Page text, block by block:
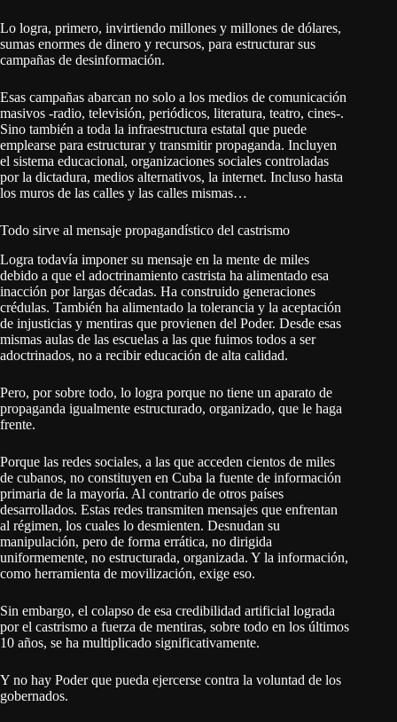
Lo logra, primero, invirtiendo millones y millones de dólares,
sumas enormes de dinero y recursos, para estructurar sus
campañas de desinformación.
Esas campañas abarcan no solo a los medios de comunicación
masivos -radio, televisión, periódicos, literatura, teatro, cines-.
Sino también a toda la infraestructura estatal que puede
emplearse para estructurar y transmitir propaganda. Incluyen
el sistema educacional, organizaciones sociales controladas
por la dictadura, medios alternativos, la internet. Incluso hasta
los muros de las calles y las calles mismas…
Todo sirve al mensaje propagandístico del castrismo
Logra todavía imponer su mensaje en la mente de miles
debido a que el adoctrinamiento castrista ha alimentado esa
inacción por largas décadas. Ha construido generaciones
crédulas. También ha alimentado la tolerancia y la aceptación
de injusticias y mentiras que provienen del Poder. Desde esas
mismas aulas de las escuelas a las que fuimos todos a ser
adoctrinados, no a recibir educación de alta calidad.
Pero, por sobre todo, lo logra porque no tiene un aparato de
propaganda igualmente estructurado, organizado, que le haga
frente.
Porque las redes sociales, a las que acceden cientos de miles
de cubanos, no constituyen en Cuba la fuente de información
primaria de la mayoría. Al contrario de otros países
desarrollados. Estas redes transmiten mensajes que enfrentan
al régimen, los cuales lo desmienten. Desnudan su
manipulación, pero de forma errática, no dirigida
uniformemente, no estructurada, organizada. Y la información,
como herramienta de movilización, exige eso.
Sin embargo, el colapso de esa credibilidad artificial lograda
por el castrismo a fuerza de mentiras, sobre todo en los últimos
10 años, se ha multiplicado significativamente.
Y no hay Poder que pueda ejercerse contra la voluntad de los
gobernados.